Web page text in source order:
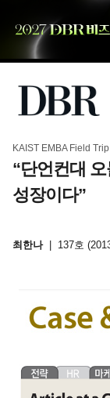
KAIST EMBA Field
“단언컨대
성장이다”
최한나 137호